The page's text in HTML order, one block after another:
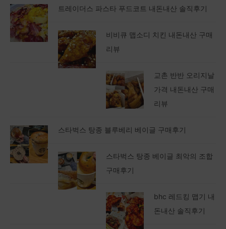
트레이더스 파스타 푸드코트 내돈내산 솔직후기
비비큐 맵소디 치킨 내돈내산 구매
리뷰
교촌 반반 오리지날
가격 내돈내산 구매
리뷰
스타벅스 탕종 블루베리 베이글 구매후기
스타벅스 탕종 베이글 최악의 조합
구매후기
bhc 레드킹 맵기 내
돈내산 솔직후기